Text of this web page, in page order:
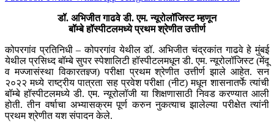
डॉ. अभिजीत गाढवे डी. एम. न्यूरोलॉजिस्ट म्हणून
बॉम्बे हॉस्पीटलमध्ये प्रथम श्रेणीत उत्तीर्ण
कोपरगांव प्रतिनिधी – कोपरगांव येथील डॉ. अभिजीत चंद्रकांत गाढवे हे मुंबई
येथील प्रसिध्द बॉम्बे सुपर स्पेशालिटी हॉस्पीटलमधून डी. एम. न्यूरोलॉजिस्ट (मेंदू
व मज्जासंस्था विकारतज्ञ्ज) परीक्षा प्रथम श्रेणीत उत्तीर्ण झाले आहेत. सन
२०२२ मध्ये राष्ट्रीय पात्रता सह प्रवेश परीक्षा (नीट) मधून शासनातर्फे त्यांची
बॉम्बे हॉस्पीटलमध्ये डी. एम. न्यूरोलॉजी या शिक्षणासाठी निवड करण्यात आली
होती. तीन वर्षाचा अभ्यासक्रम पूर्ण करुन नुकत्याच झालेल्या परीक्षेत त्यांनी
प्रथम श्रेणीत यश संपादन केले.